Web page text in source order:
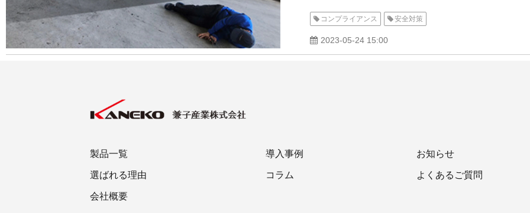
コンプライアンス 安全対策
2023-05-24 15:00
製品一覧
選ばれる理由
会社概要
導入事例
コラム
お知らせ
よくあるご質問